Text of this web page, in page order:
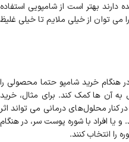
بهتر است از شامپویی استفاده
می توان از خیلی ملایم تا خیلی غلیظ
هنگام خرید شامپو حتما محصولی را
آن ها کمک کند. برای مثال، خرید
محلول‌های درمانی می تواند اثر
یا افراد با شوره پوست سر، در هنگام
را انتخاب کنند.